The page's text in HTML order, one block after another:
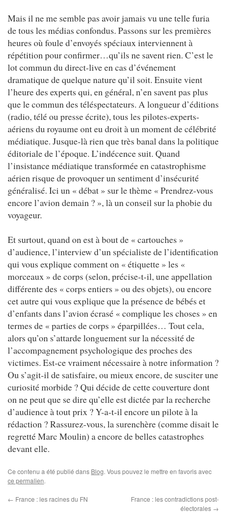
Mais il ne me semble pas avoir jamais vu une telle furia
de tous les médias confondus. Passons sur les premières
heures où foule d’envoyés spéciaux interviennent à
répétition pour confirmer…qu’ils ne savent rien. C’est le
lot commun du direct-live en cas d’événement
dramatique de quelque nature qu’il soit. Ensuite vient
l’heure des experts qui, en général, n’en savent pas plus
que le commun des téléspectateurs. A longueur d’éditions
(radio, télé ou presse écrite), tous les pilotes-experts-
aériens du royaume ont eu droit à un moment de célébrité
médiatique. Jusque-là rien que très banal dans la politique
éditoriale de l’époque. L’indécence suit. Quand
l’insistance médiatique transformée en catastrophisme
aérien risque de provoquer un sentiment d’insécurité
généralisé. Ici un « débat » sur le thème « Prendrez-vous
encore l’avion demain ? », là un conseil sur la phobie du
voyageur.
Et surtout, quand on est à bout de « cartouches »
d’audience, l’interview d’un spécialiste de l’identification
qui vous explique comment on « étiquette » les «
morceaux » de corps (selon, précise-t-il, une appellation
différente des « corps entiers » ou des objets), ou encore
cet autre qui vous explique que la présence de bébés et
d’enfants dans l’avion écrasé « complique les choses » en
termes de « parties de corps » éparpillées… Tout cela,
alors qu’on s’attarde longuement sur la nécessité de
l’accompagnement psychologique des proches des
victimes. Est-ce vraiment nécessaire à notre information ?
Ou s’agit-il de satisfaire, ou mieux encore, de susciter une
curiosité morbide ? Qui décide de cette couverture dont
on ne peut que se dire qu’elle est dictée par la recherche
d’audience à tout prix ? Y-a-t-il encore un pilote à la
rédaction ? Rassurez-vous, la surenchère (comme disait le
regretté Marc Moulin) a encore de belles catastrophes
devant elle.
Ce contenu a été publié dans Blog. Vous pouvez le mettre en favoris avec
ce permalien.
← France : les racines du FN
France : les contradictions post-
électorales →